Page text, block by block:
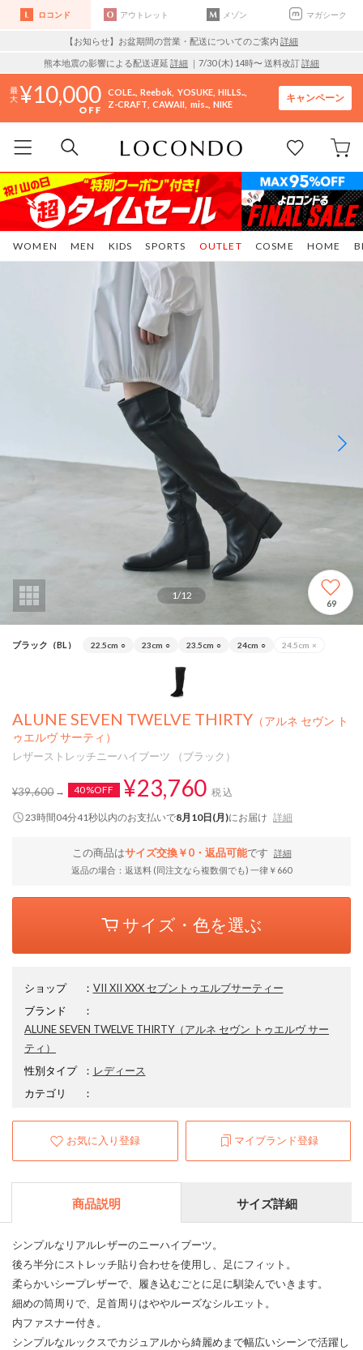
ロコンド アウトレット メゾン マガシーク
【お知らせ】お盆期間の営業・配送についてのご案内 詳細
熊本地震の影響による配送遅延 詳細 ｜7/30 (木) 14時〜 送料改訂詳細
10,000 COLE.. Reebok YOSUKE HILLS..
Z-CRAFT CAWAII mis.. NIKE
キャンペーン
WOMEN MEN KIDS SPORTS COSME HOME
OUTLET
1/12
69
ブラック（BL） 22.5cm ○ 23cm ○ 23.5cm ○ 24cm ○ 24.5cm ×
ALUNE SEVEN TWELVE THIRTY （アルネ セヴン ト
ゥエルヴ サーティ）
レザーストレッチニーハイブーツ （ブラック）
¥39,600 40%OFF ¥23,760 税込
23時間04分40秒以内のお支払いで8月10日(月)にお届け 詳細
この商品はサイズ交換￥0・返品可能です
詳細
返品の場合：返送料 (同注文なら複数個でも) 一律￥660
サイズ・色を選ぶ
ショップ ： VII XII XXX セブントゥエルブサーティー
ブランド
：
ALUNE SEVEN TWELVE THIRTY（アルネ セヴン トゥエルヴ サー
ティ）
性別タイプ
： レディース
カテゴリ
：
お気に入り登録 マイブランド登録
商品説明 サイズ詳細
シンプルなリアルレザーのニーハイブーツ。
後ろ半分にストレッチ貼り合わせを使用し、足にフィット。
柔らかいシープレザーで、履き込むごとに足に馴染んでいきます。
細めの筒周りで、足首周りはややルーズなシルエット。
内ファスナー付き。
シンプルなルックスでカジュアルから綺麗めまで幅広いシーンで活躍し